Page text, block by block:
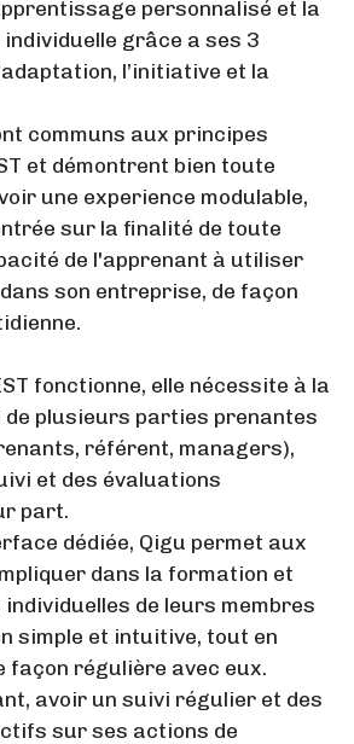
personnalisé et la
grâce a ses 3
l’initiative et la
communs aux principes
et démontrent bien toute
une experience modulable,
sur la finalité de toute
de l'apprenant à utiliser
son entreprise, de façon
fonctionne, elle nécessite à la
de plusieurs parties prenantes
référent, managers),
et des évaluations
part.
dédiée, Qigu permet aux
dans la formation et
de leurs membres
simple et intuitive, tout en
façon régulière avec eux.
avoir un suivi régulier et des
sur ses actions de